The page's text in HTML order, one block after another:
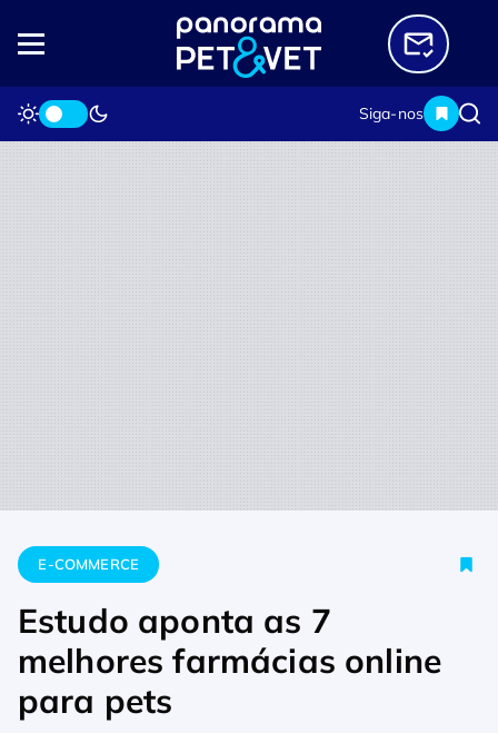
Siga-nos
Home E-commerce Estudo aponta as 7 melhores farmácias
E-COMMERCE
Estudo aponta as 7
melhores farmácias online
para pets